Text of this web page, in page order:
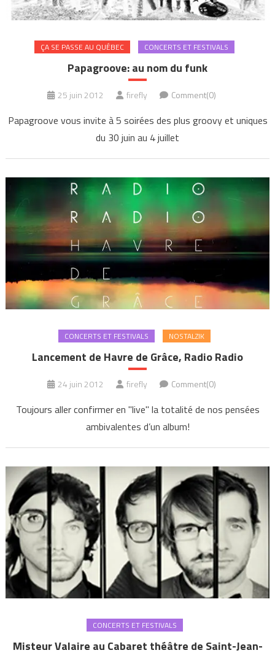
ÇA SE PASSE AU QUÉBEC CONCERTS ET FESTIVALS
Papagroove: au nom du funk
25 juin 2012 firefly Comment(0)
Papagroove vous invite à 5 soirées des plus groovy et uniques
du 30 juin au 4 juillet
CONCERTS ET FESTIVALS NOSTALZIK
Lancement de Havre de Grâce, Radio Radio
24 juin 2012 firefly Comment(0)
Toujours aller confirmer en "live" la totalité de nos pensées
ambivalentes d’un album!
CONCERTS ET FESTIVALS
Misteur Valaire au Cabaret théâtre de Saint-Jean-